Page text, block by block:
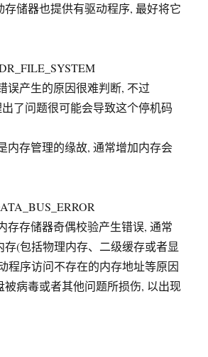
存储器也提供有驱动程序, 最好将它
误产生的原因很难判断, 不过
了问题很可能会导致这个停机码
内存管理的缘故, 通常增加内存会
存储器奇偶校验产生错误, 通常
存(包括物理内存、二级缓存或者显
程序访问不存在的内存地址等原因
被病毒或者其他问题所损伤, 以出现